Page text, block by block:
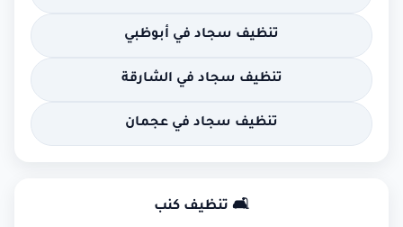
تنظيف سجاد في أبوظبي
تنظيف سجاد في الشارقة
تنظيف سجاد في عجمان
🛋 تنظيف كنب